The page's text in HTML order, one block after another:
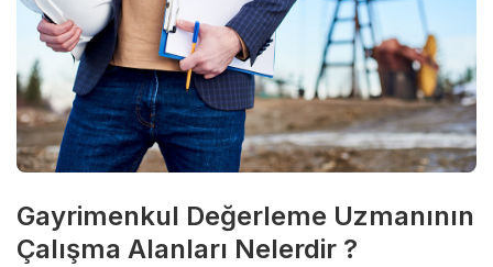
Gayrimenkul Değerleme Uzmanının
Çalışma Alanları Nelerdir ?